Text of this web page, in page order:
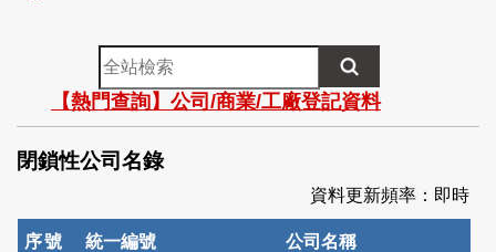
全
站
檢
索
【熱門查詢】公司/商業/工廠登記資料
閉鎖性公司名錄
資料更新頻率：即時
序號 統一編號 公司名稱